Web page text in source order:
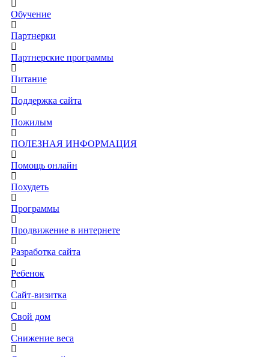
Обучение
Партнерки
Партнерские программы
Питание
Поддержка сайта
Пожилым
ПОЛЕЗНАЯ ИНФОРМАЦИЯ
Помощь онлайн
Похудеть
Программы
Продвижение в интернете
Разработка сайта
Ребенок
Сайт-визитка
Свой дом
Снижение веса